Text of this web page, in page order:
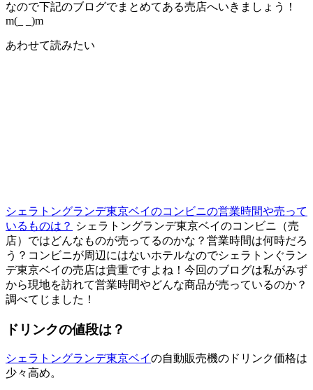
なので下記のブログでまとめてある売店へいきましょう！
m(_ _)m
あわせて読みたい
シェラトングランデ東京ベイのコンビニの営業時間や売って
いるものは？ シェラトングランデ東京ベイのコンビニ（売
店）ではどんなものが売ってるのかな？営業時間は何時だろ
う？コンビニが周辺にはないホテルなのでシェラトンぐラン
デ東京ベイの売店は貴重ですよね！今回のブログは私がみず
から現地を訪れて営業時間やどんな商品が売っているのか？
調べてじました！
ドリンクの値段は？
シェラトングランデ東京ベイの自動販売機のドリンク価格は
少々高め。